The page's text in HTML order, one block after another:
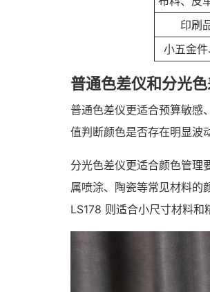
印刷
小五金
普通色差仪和分光
普通色差仪更适合预算敏感
值判断颜色是否存在明显波
分光色差仪更适合颜色管理
属喷涂、陶瓷等常见材料的
LS178 则适合小尺寸材料和